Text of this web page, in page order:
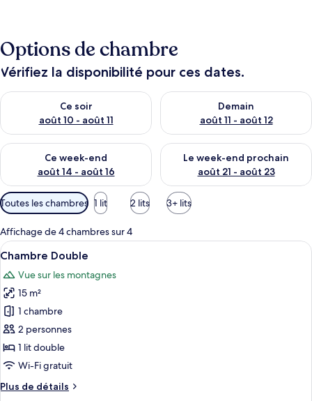
Options de chambre
Vérifiez la disponibilité pour ces dates.
Ce soir
août 10 - août 11
Vérifier la disponibilité pour ce soir août 10 - août 11
Demain
août 11 - août 12
Vérifier la disponibilité pour
Ce week-end
août 14 - août 16
Vérifier la disponibilité pour ce week-end août 14 - août 16
Le week-end prochain
août 21 - août 23
Vérifier la disponibilité pour
Filtres
disponibles
pour
les
chambres
Toutes les chambres 1 lit 2 lits 3+ lits
Affichage de 4 chambres sur 4
Afficher
toutes
les
photos
pour
ce
type
de
chambre :
Chambre
Minibar, coffres-forts dans les
4
Chambre Double
Vue sur les montagnes
15 m²
1 chambre
2 personnes
1 lit double
Wi-Fi gratuit
Plus de détails
Plus